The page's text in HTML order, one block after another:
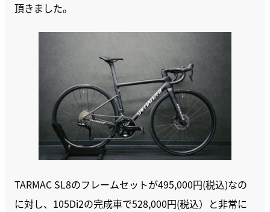
頂きました。
TARMAC SL8のフレームセットが495,000円(税込)なの
に対し、105Di2の完成車で528,000円(税込）と非常に